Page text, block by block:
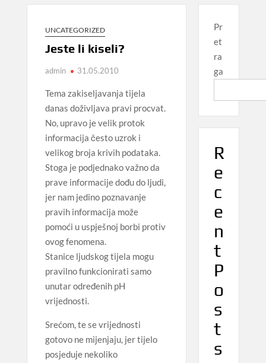
UNCATEGORIZED
Jeste li kiseli?
admin 31.05.2010
Tema zakiseljavanja tijela
danas doživljava pravi procvat.
No, upravo je velik protok
informacija često uzrok i
velikog broja krivih podataka.
Stoga je podjednako važno da
prave informacije dođu do ljudi,
jer nam jedino poznavanje
pravih informacija može
pomoći u uspješnoj borbi protiv
ovog fenomena.
Stanice ljudskog tijela mogu
pravilno funkcionirati samo
unutar određenih pH
vrijednosti.
Srećom, te se vrijednosti
gotovo ne mijenjaju, jer tijelo
posjeduje nekoliko
Pr
et
ra
ga
R
e
c
e
n
t
P
o
s
t
s